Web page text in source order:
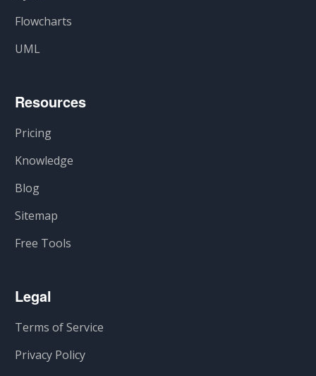
Flowcharts
UML
Resources
Pricing
Knowledge
Blog
Sitemap
Free Tools
Legal
Terms of Service
Privacy Policy